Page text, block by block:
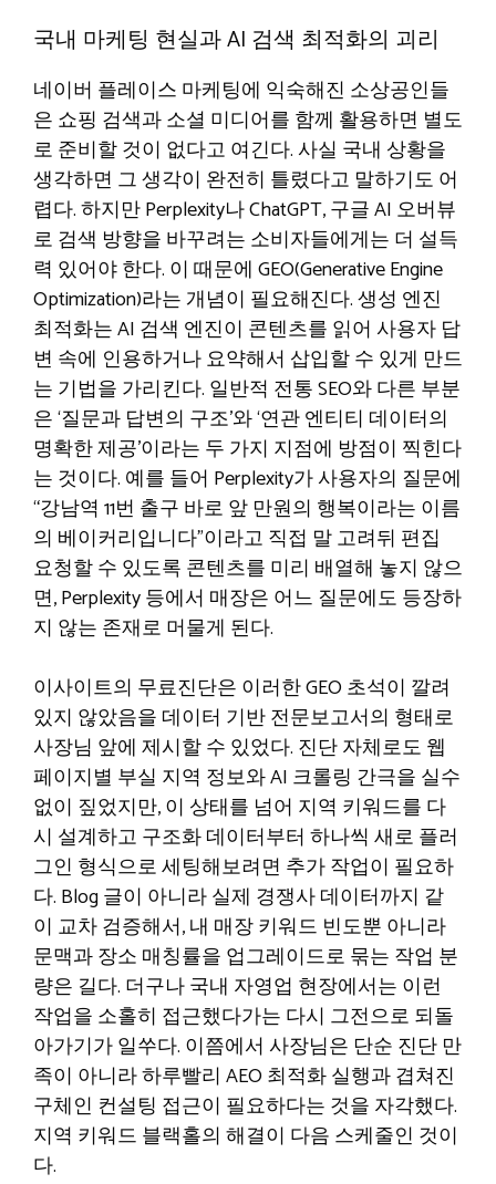
국내 마케팅 현실과 AI 검색 최적화의 괴리
네이버 플레이스 마케팅에 익숙해진 소상공인들
은 쇼핑 검색과 소셜 미디어를 함께 활용하면 별도
로 준비할 것이 없다고 여긴다. 사실 국내 상황을
생각하면 그 생각이 완전히 틀렸다고 말하기도 어
렵다. 하지만 Perplexity나 ChatGPT, 구글 AI 오버뷰
로 검색 방향을 바꾸려는 소비자들에게는 더 설득
력 있어야 한다. 이 때문에 GEO(Generative Engine
Optimization)라는 개념이 필요해진다. 생성 엔진
최적화는 AI 검색 엔진이 콘텐츠를 읽어 사용자 답
변 속에 인용하거나 요약해서 삽입할 수 있게 만드
는 기법을 가리킨다. 일반적 전통 SEO와 다른 부분
은 ‘질문과 답변의 구조’와 ‘연관 엔티티 데이터의
명확한 제공’이라는 두 가지 지점에 방점이 찍힌다
는 것이다. 예를 들어 Perplexity가 사용자의 질문에
“강남역 11번 출구 바로 앞 만원의 행복이라는 이름
의 베이커리입니다”이라고 직접 말 고려뒤 편집
요청할 수 있도록 콘텐츠를 미리 배열해 놓지 않으
면, Perplexity 등에서 매장은 어느 질문에도 등장하
지 않는 존재로 머물게 된다.
이사이트의 무료진단은 이러한 GEO 초석이 깔려
있지 않았음을 데이터 기반 전문보고서의 형태로
사장님 앞에 제시할 수 있었다. 진단 자체로도 웹
페이지별 부실 지역 정보와 AI 크롤링 간극을 실수
없이 짚었지만, 이 상태를 넘어 지역 키워드를 다
시 설계하고 구조화 데이터부터 하나씩 새로 플러
그인 형식으로 세팅해보려면 추가 작업이 필요하
다. Blog 글이 아니라 실제 경쟁사 데이터까지 같
이 교차 검증해서, 내 매장 키워드 빈도뿐 아니라
문맥과 장소 매칭률을 업그레이드로 묶는 작업 분
량은 길다. 더구나 국내 자영업 현장에서는 이런
작업을 소홀히 접근했다가는 다시 그전으로 되돌
아가기가 일쑤다. 이쯤에서 사장님은 단순 진단 만
족이 아니라 하루빨리 AEO 최적화 실행과 겹쳐진
구체인 컨설팅 접근이 필요하다는 것을 자각했다.
지역 키워드 블랙홀의 해결이 다음 스케줄인 것이
다.